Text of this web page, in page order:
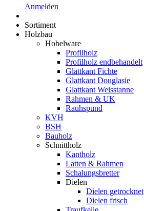
Anmelden
Sortiment
Holzbau
Hobelware
Profilholz
Profilholz endbehandelt
Glattkant Fichte
Glattkant Douglasie
Glattkant Weisstanne
Rahmen & UK
Rauhspund
KVH
BSH
Bauholz
Schnittholz
Kantholz
Latten & Rahmen
Schalungsbretter
Dielen
Dielen getrocknet
Dielen frisch